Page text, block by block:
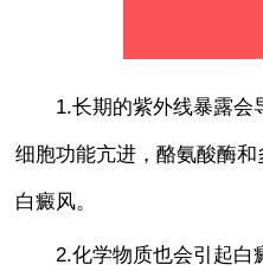
1.长期的紫外线暴露会
细胞功能亢进，酪氨酸酶
白癜风。
2.化学物质也会引起白